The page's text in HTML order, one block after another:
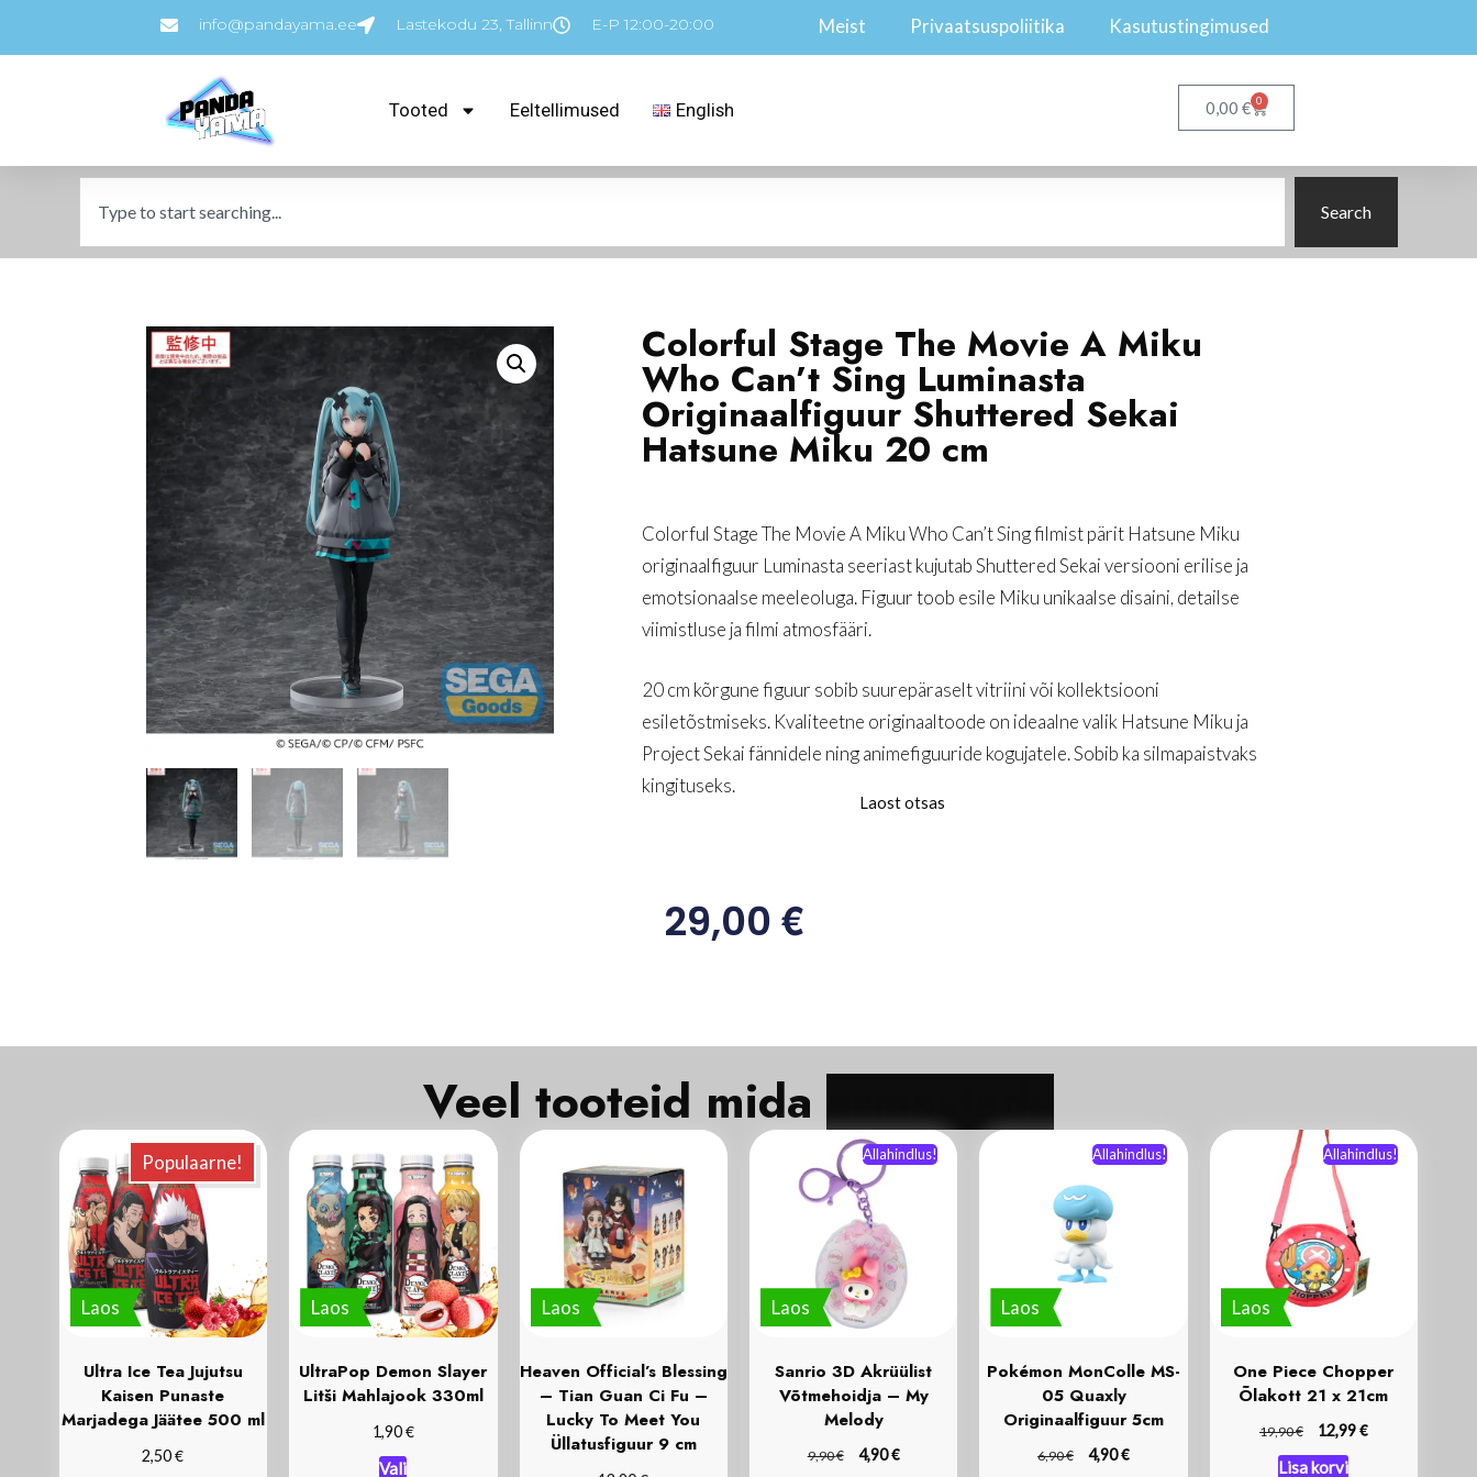
info@pandayama.ee Lastekodu 23, Tallinn E-P 12:00-20:00 Meist Privaatsuspoliitika Kasutustingimused
Tooted Eeltellimused English 0,00€ 0
Search
Colorful Stage The Movie A Miku
Who Can’t Sing Luminasta
Originaalfiguur Shuttered Sekai
Hatsune Miku 20 cm
Colorful Stage The Movie A Miku Who Can’t Sing filmist pärit Hatsune Miku
originaalfiguur Luminasta seeriast kujutab Shuttered Sekai versiooni erilise ja
emotsionaalse meeleoluga. Figuur toob esile Miku unikaalse disaini, detailse
viimistluse ja filmi atmosfääri.
20 cm kõrgune figuur sobib suurepäraselt vitriini või kollektsiooni
esiletõstmiseks. Kvaliteetne originaaltoode on ideaalne valik Hatsune Miku ja
Project Sekai fännidele ning animefiguuride kogujatele. Sobib ka silmapaistvaks
kingituseks.
29,00€
Laost otsas
Veel tooteid mida
Laos
Populaarne!
Ultra Ice Tea Jujutsu
Kaisen Punaste
Marjadega Jäätee 500 ml
2,50€
Laos
UltraPop Demon Slayer
Litši Mahlajook 330ml
1,90€
Vali
Laos
Heaven Official’s Blessing
– Tian Guan Ci Fu –
Lucky To Meet You
Üllatusfiguur 9 cm
Laos
Allahindlus!
Sanrio 3D Akrüülist
Võtmehoidja – My
Melody
9,90€ 4,90€
Laos
Allahindlus!
Pokémon MonColle MS-
05 Quaxly
Originaalfiguur 5cm
6,90€ 4,90€
Laos
Allahindlus!
One Piece Chopper
Õlakott 21 x 21cm
19,90€ 12,99€
Lisa korvi